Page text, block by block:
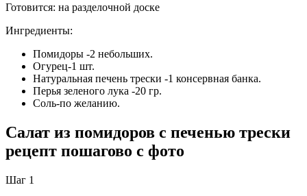
Готовится: на разделочной доске
Ингредиенты:
Помидоры -2 небольших.
Огурец-1 шт.
Натуральная печень трески -1 консервная банка.
Перья зеленого лука -20 гр.
Соль-по желанию.
Салат из помидоров с печенью трески
рецепт пошагово с фото
Шаг 1